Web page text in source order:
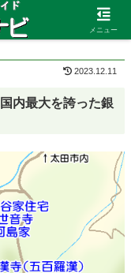
2023.12.11
内最大を誇った銀
メニュー